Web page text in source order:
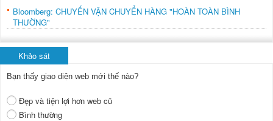
Bloomberg: CHUYẾN VẬN CHUYỂN HÀNG "HOÀN TOÀN BÌNH
THƯỜNG"
Khảo sát
Bạn thấy giao diện web mới thế nào?
Đẹp và tiện lợi hơn web cũ
Bình thường